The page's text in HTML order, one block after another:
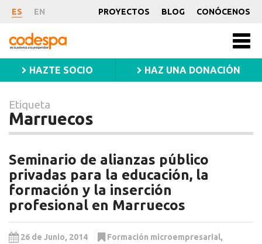
Etiqueta
Marruecos
ES EN PROYECTOS BLOG CONÓCENOS
CODESPA
HAZTE SOCIO HAZ UNA DONACIÓN
Etiqueta
Marruecos
Seminario de alianzas público
privadas para la educación, la
formación y la inserción
profesional en Marruecos
26 de Junio, 2014 Formación microempresarial,